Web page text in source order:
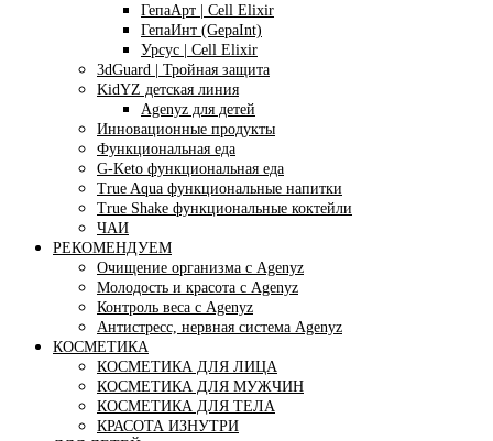
ГепаАрт | Cell Elixir
ГепаИнт (GepaInt)
Урсус | Cell Elixir
3dGuard | Тройная защита
KidYZ детская линия
Agenyz для детей
Инновационные продукты
Функциональная еда
G-Keto функциональная еда
True Aqua функциональные напитки
True Shake функциональные коктейли
ЧАИ
РЕКОМЕНДУЕМ
Очищение организма с Agenyz
Молодость и красота с Agenyz
Контроль веса с Agenyz
Антистресс, нервная система Agenyz
КОСМЕТИКА
КОСМЕТИКА ДЛЯ ЛИЦА
КОСМЕТИКА ДЛЯ МУЖЧИН
КОСМЕТИКА ДЛЯ ТЕЛА
КРАСОТА ИЗНУТРИ